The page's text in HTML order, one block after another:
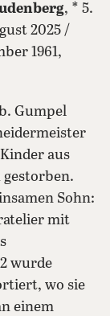
, * 5.
2025 /
1961,
Gumpel
aus
Sohn:
mit
wurde
wo sie
einem